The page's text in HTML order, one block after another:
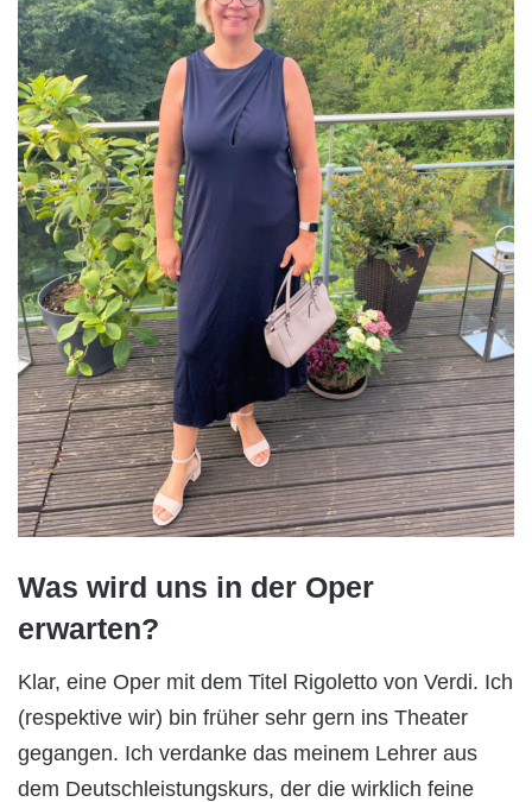
Was wird uns in der Oper
erwarten?
Klar, eine Oper mit dem Titel Rigoletto von Verdi. Ich
(respektive wir) bin früher sehr gern ins Theater
gegangen. Ich verdanke das meinem Lehrer aus
dem Deutschleistungskurs, der die wirklich feine